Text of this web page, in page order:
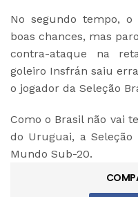
No segundo tempo,
boas chances, mas
contra-ataque na
goleiro Insfrán saiu
o jogador da Seleção
Como o Brasil não vai
do Uruguai, a
Mundo Sub-20.